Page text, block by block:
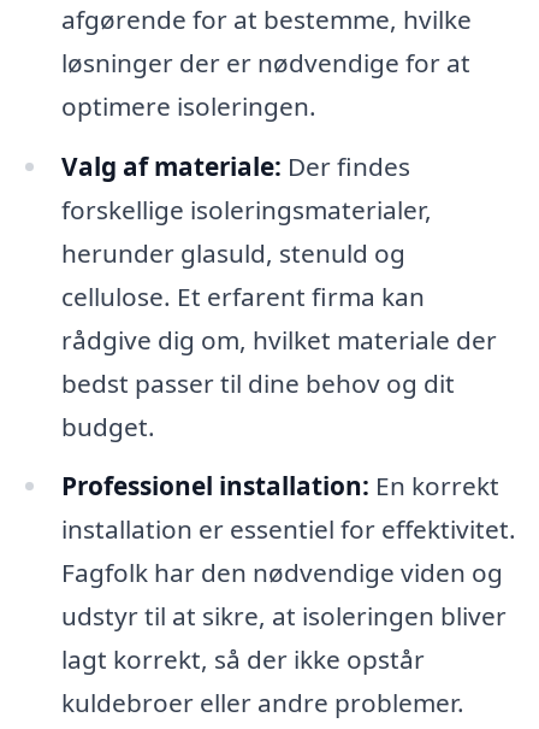
afgørende for at bestemme, hvilke
løsninger der er nødvendige for at
optimere isoleringen.
Valg af materiale: Der findes
forskellige isoleringsmaterialer,
herunder glasuld, stenuld og
cellulose. Et erfarent firma kan
rådgive dig om, hvilket materiale der
bedst passer til dine behov og dit
budget.
Professionel installation: En korrekt
installation er essentiel for effektivitet.
Fagfolk har den nødvendige viden og
udstyr til at sikre, at isoleringen bliver
lagt korrekt, så der ikke opstår
kuldebroer eller andre problemer.